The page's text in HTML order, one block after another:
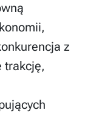
z
trakcję,